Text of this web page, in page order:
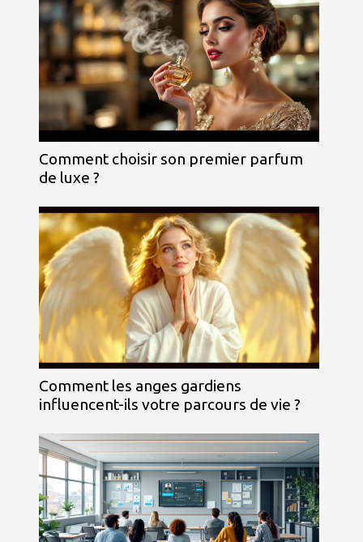
Comment choisir son premier parfum
de luxe ?
Comment les anges gardiens
influencent-ils votre parcours de vie ?